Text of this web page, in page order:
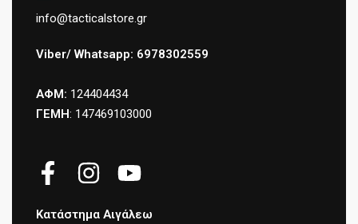
info@tacticalstore.gr
Viber/ Whatsapp: 6978302559
ΑΦΜ: 124404434
ΓΕΜΗ: 147469103000
Κατάστημα Αιγάλεω